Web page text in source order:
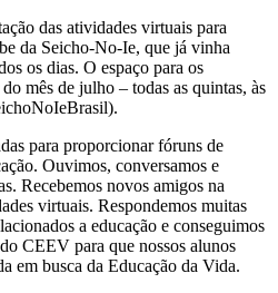
das atividades virtuais para
da Seicho-No-Ie, que já vinha
os dias. O espaço para os
mês de julho – todas as quintas, às
para proporcionar fóruns de
Ouvimos, conversamos e
Recebemos novos amigos na
virtuais. Respondemos muitas
a educação e conseguimos
CEEV para que nossos alunos
em busca da Educação da Vida.